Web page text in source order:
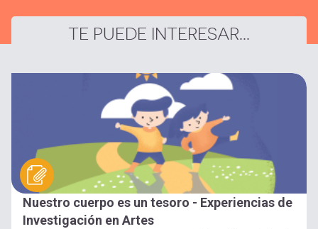
TE PUEDE INTERESAR...
Nuestro cuerpo es un tesoro - Experiencias de
Investigación en Artes